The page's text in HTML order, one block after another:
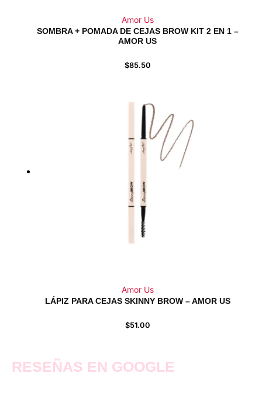
Amor Us
SOMBRA + POMADA DE CEJAS BROW KIT 2 EN 1 –
AMOR US
$85.50
Amor Us
LÁPIZ PARA CEJAS SKINNY BROW – AMOR US
$51.00
RESEÑAS EN GOOGLE